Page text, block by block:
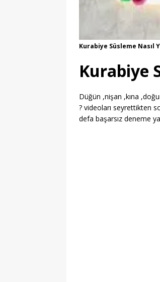
Kurabiye Süsleme Nasıl
Kurabiye
Düğün ,nişan ,kına
? videoları seyrettikten
defa başarsız deneme